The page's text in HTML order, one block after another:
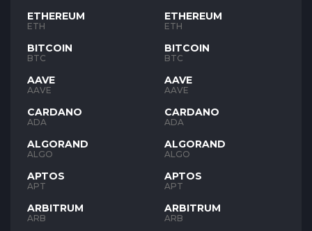
ETHEREUM
ETH
BITCOIN
BTC
AAVE
AAVE
CARDANO
ADA
ALGORAND
ALGO
APTOS
APT
ARBITRUM
ARB
ETHEREUM
ETH
BITCOIN
BTC
AAVE
AAVE
CARDANO
ADA
ALGORAND
ALGO
APTOS
APT
ARBITRUM
ARB